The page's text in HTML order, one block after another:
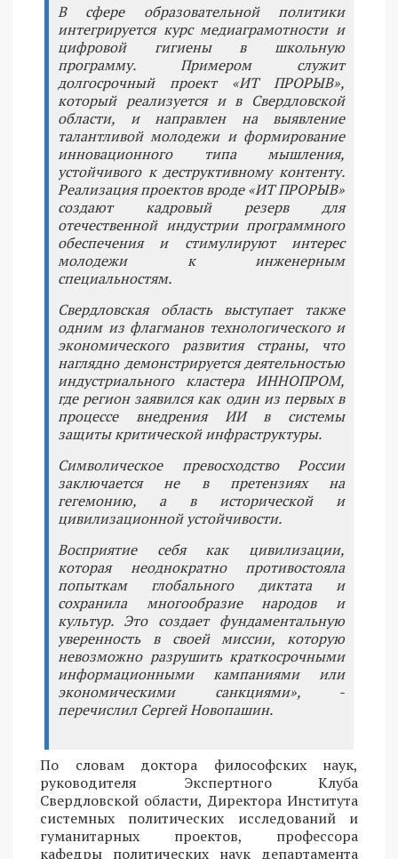
В сфере образовательной политики
интегрируется курс медиаграмотности и
цифровой гигиены в школьную
программу. Примером служит
долгосрочный проект «ИТ ПРОРЫВ»,
который реализуется и в Свердловской
области, и направлен на выявление
талантливой молодежи и формирование
инновационного типа мышления,
устойчивого к деструктивному контенту.
Реализация проектов вроде «ИТ ПРОРЫВ»
создают кадровый резерв для
отечественной индустрии программного
обеспечения и стимулируют интерес
молодежи к инженерным
специальностям.
Свердловская область выступает также
одним из флагманов технологического и
экономического развития страны, что
наглядно демонстрируется деятельностью
индустриального кластера ИННОПРОМ,
где регион заявился как один из первых в
процессе внедрения ИИ в системы
защиты критической инфраструктуры.
Символическое превосходство России
заключается не в претензиях на
гегемонию, а в исторической и
цивилизационной устойчивости.
Восприятие себя как цивилизации,
которая неоднократно противостояла
попыткам глобального диктата и
сохранила многообразие народов и
культур. Это создает фундаментальную
уверенность в своей миссии, которую
невозможно разрушить краткосрочными
информационными кампаниями или
экономическими санкциями», -
перечислил Сергей Новопашин.
По словам доктора философских наук,
руководителя Экспертного Клуба
Свердловской области, Директора Института
системных политических исследований и
гуманитарных проектов, профессора
кафедры политических наук департамента